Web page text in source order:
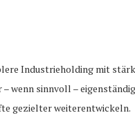
Industrieholding mit
wenn sinnvoll –
gezielter weiterentwickeln.